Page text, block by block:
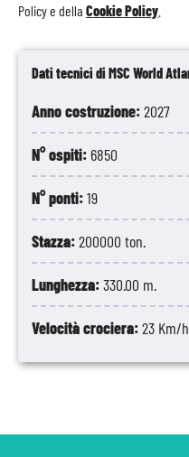
Dati tecnici di MSC World
Anno costruzione:2027
N° ospiti: 6850
N° ponti:19
Stazza:200000 ton.
Lunghezza:330.00 m.
Velocità crociera:23 Km/h
Policye della Cookie Policy